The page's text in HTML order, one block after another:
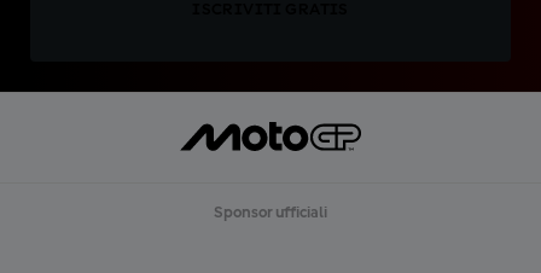
Sponsor ufficiali